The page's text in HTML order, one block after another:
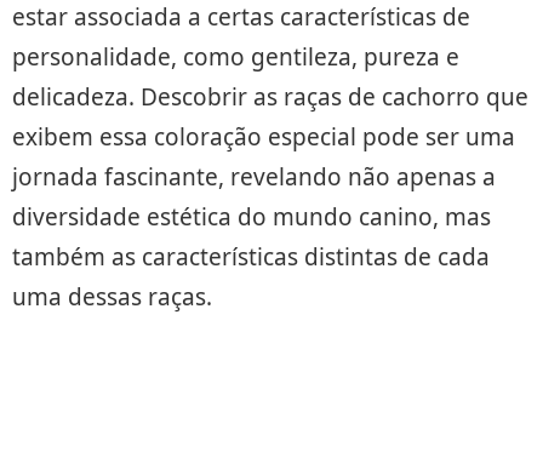
estar associada a certas características de
personalidade, como gentileza, pureza e
delicadeza. Descobrir as raças de cachorro que
exibem essa coloração especial pode ser uma
jornada fascinante, revelando não apenas a
diversidade estética do mundo canino, mas
também as características distintas de cada
uma dessas raças.